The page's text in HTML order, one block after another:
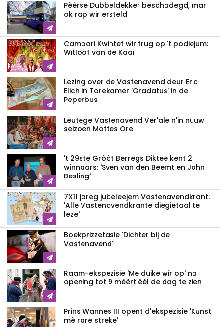
Pèèrse Dubbeldekker beschadegd, mar
ok rap wir ersteld
Campari Kwintet wir trug op 't podiejum:
Witlòòf van de Kaai
Lezing over de Vastenavend deur Eric
Elich in Torekamer 'Gradatus' in de
Peperbus
Leutege Vastenavend Ver'ale n'in nuuw
seizoen Mottes Ore
't 29ste Gròòt Berregs Diktee kent 2
winnaars: 'Sven van den Beemt en John
Besling'
7X11 jareg jubeleejem Vastenavendkrant:
'Alle Vastenavendkrante diegietaal te
leze'
Boekprizzetasie 'Dichter bij de
Vastenavend'
Raam-ekspezisie 'Me duike wir op' na
opening tot 9 mèèrt éél de dag te zien
Prins Wannes III opent d'ekspezisie 'Kunst
mè rare streke'